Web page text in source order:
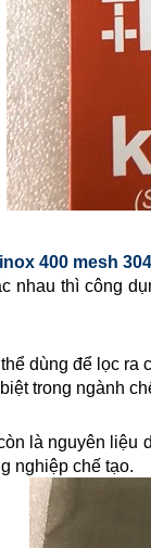
400 mesh 304
nhau thì công
dùng để lọc ra
trong ngành
là nguyên liệu
nghiệp chế tạo.